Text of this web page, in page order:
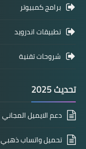
برامج كمبيوتر
تطبيقات اندرويد
شروحات تقنية
تحديث 2025
دعم الايميل المجاني
تحميل واتساب ذهبي